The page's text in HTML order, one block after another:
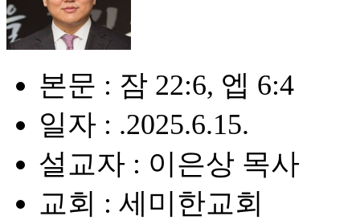
본문 : 잠 22:6, 엡 6:4
일자 : .2025.6.15.
설교자 : 이은상 목사
교회 : 세미한교회